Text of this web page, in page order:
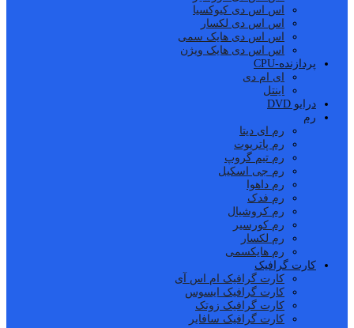
اس اس دی کیوکسیا
اس اس دی لکسار
اس اس دی هایک سمی
اس اس دی هایک ویژن
پردازنده-CPU
ای ام دی
اینتل
درایو DVD
رم
رم ای دیتا
رم پاتریوت
رم تیم گروپ
رم جی اسکیل
رم داهوا
رم فدک
رم کروشیال
رم کورسیر
رم لکسار
رم هایکسمی
کارت گرافیک
کارت گرافیک ام اس آی
کارت گرافیک ایسوس
کارت گرافیک زوتک
کارت گرافیک سافایر